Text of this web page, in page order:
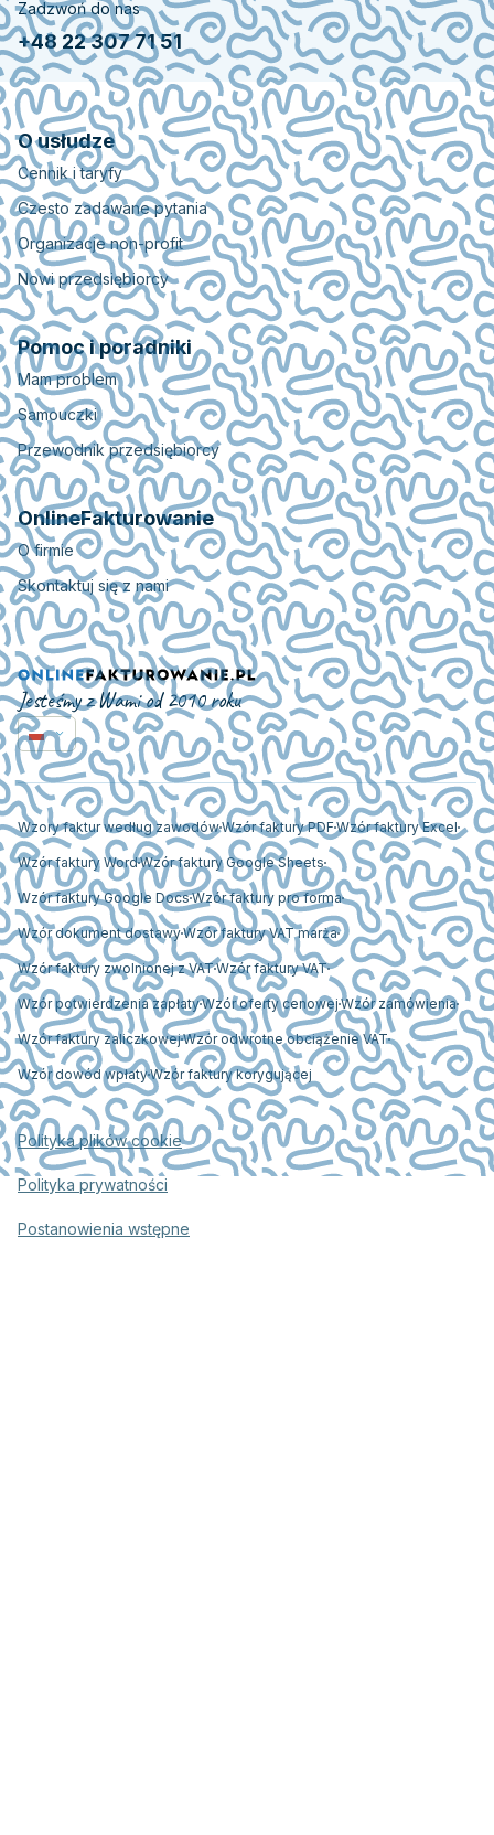
Zadzwoń do nas
+48 22 307 71 51
O usłudze
Cennik i taryfy
Czesto zadawane pytania
Organizacje non-profit
Nowi przedsiębiorcy
Pomoc i poradniki
Mam problem
Samouczki
Przewodnik przedsiębiorcy
OnlineFakturowanie
O firmie
Skontaktuj się z nami
Jesteśmy z Wami od 2010 roku
Wzory faktur według zawodówWzór faktury PDF Wzór faktury Excel
Wzór faktury WordWzór faktury Google Sheets
Wzór faktury Google DocsWzór faktury pro forma
Wzór dokument dostawyWzór faktury VAT marża
Wzór faktury zwolnionej z VATWzór faktury VAT
Wzór potwierdzenia zapłatyWzór oferty cenowej Wzór zamówienia
Wzór faktury zaliczkowejWzór odwrotne obciążenie VAT
Wzór dowód wpłatyWzór faktury korygującej
Polityka plików cookie
Polityka prywatności
Postanowienia wstępne